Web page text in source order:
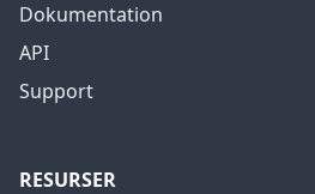
Dokumentation
API
Support
RESURSER